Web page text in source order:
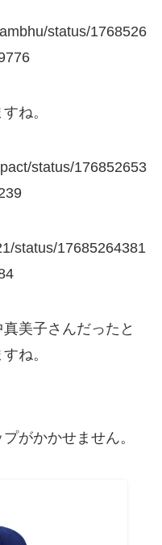
status/1768526
ね。
status/176852653
status/17685264381
美子さんだったと
ね。
がかかせません。